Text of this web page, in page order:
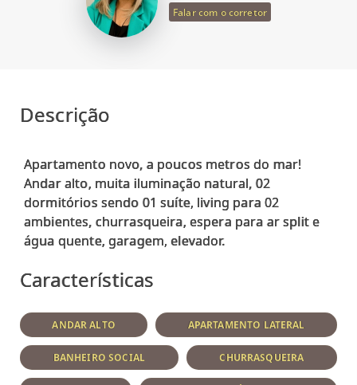
Falar com o corretor
Descrição
Apartamento novo, a poucos metros do mar!
Andar alto, muita iluminação natural, 02
dormitórios sendo 01 suíte, living para 02
ambientes, churrasqueira, espera para ar split e
Características
ANDAR ALTO APARTAMENTO LATERAL
BANHEIRO SOCIAL CHURRASQUEIRA